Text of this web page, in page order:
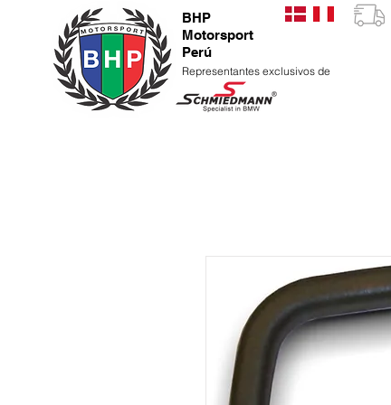
BHP
Motorsport
Perú
Representantes exclusivos de